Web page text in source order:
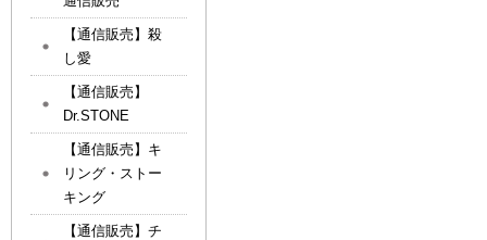
【通信販売】殺
し愛
【通信販売】
Dr.STONE
【通信販売】キ
リング・ストー
キング
【通信販売】チ